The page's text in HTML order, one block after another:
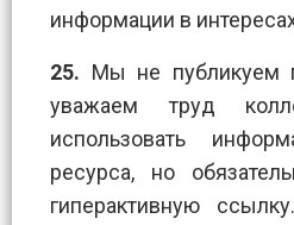
информации в
25. Мы не публикуем
уважаем труд
использовать
ресурса, но
гиперактивную